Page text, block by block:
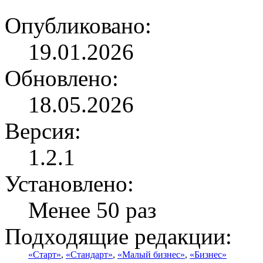
Опубликовано:
19.01.2026
Обновлено:
18.05.2026
Версия:
1.2.1
Установлено:
Менее 50 раз
Подходящие редакции:
«Старт», «Стандарт», «Малый бизнес», «Бизнес»